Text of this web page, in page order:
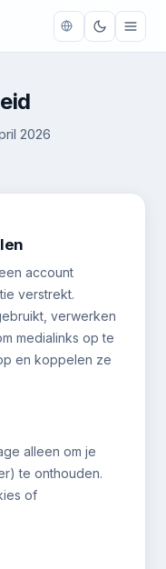
2026
account
verstrekt.
verwerken
medialinks op te
en koppelen ze
alleen om je
te onthouden.
of